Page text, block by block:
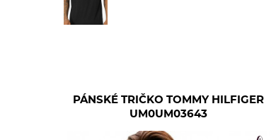
PÁNSKÉ TRIČKO TOMMY HILFIGER
UM0UM03643